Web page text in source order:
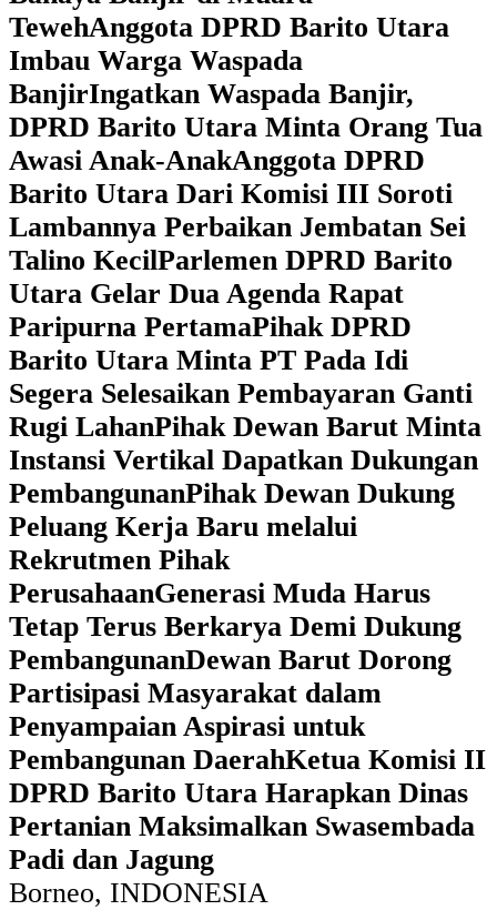
TewehAnggota DPRD Barito Utara
Imbau Warga Waspada
BanjirIngatkan Waspada Banjir,
DPRD Barito Utara Minta Orang Tua
Awasi Anak-AnakAnggota DPRD
Barito Utara Dari Komisi III Soroti
Lambannya Perbaikan Jembatan Sei
Talino KecilParlemen DPRD Barito
Utara Gelar Dua Agenda Rapat
Paripurna PertamaPihak DPRD
Barito Utara Minta PT Pada Idi
Segera Selesaikan Pembayaran Ganti
Rugi LahanPihak Dewan Barut Minta
Instansi Vertikal Dapatkan Dukungan
PembangunanPihak Dewan Dukung
Peluang Kerja Baru melalui
Rekrutmen Pihak
PerusahaanGenerasi Muda Harus
Tetap Terus Berkarya Demi Dukung
PembangunanDewan Barut Dorong
Partisipasi Masyarakat dalam
Penyampaian Aspirasi untuk
Pembangunan DaerahKetua Komisi II
DPRD Barito Utara Harapkan Dinas
Pertanian Maksimalkan Swasembada
Padi dan Jagung
Borneo, INDONESIA